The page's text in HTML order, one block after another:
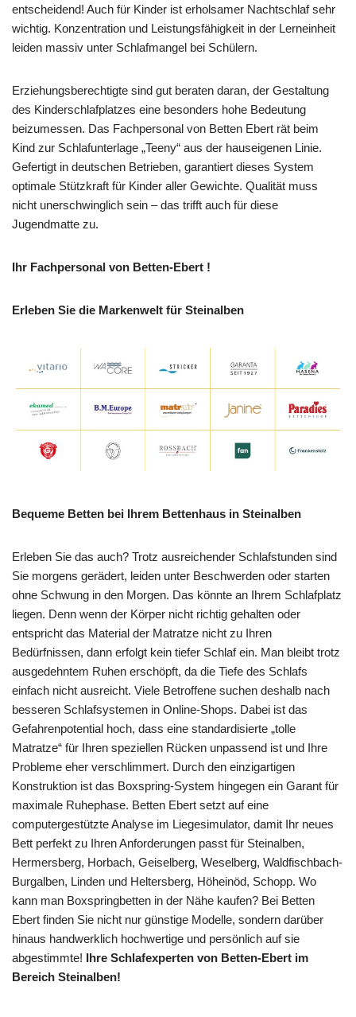
entscheidend! Auch für Kinder ist erholsamer Nachtschlaf sehr
wichtig. Konzentration und Leistungsfähigkeit in der Lerneinheit
leiden massiv unter Schlafmangel bei Schülern.
Erziehungsberechtigte sind gut beraten daran, der Gestaltung
des Kinderschlafplatzes eine besonders hohe Bedeutung
beizumessen. Das Fachpersonal von Betten Ebert rät beim
Kind zur Schlafunterlage „Teeny“ aus der hauseigenen Linie.
Gefertigt in deutschen Betrieben, garantiert dieses System
optimale Stützkraft für Kinder aller Gewichte. Qualität muss
nicht unerschwinglich sein – das trifft auch für diese
Jugendmatte zu.
Ihr Fachpersonal von Betten-Ebert !
Erleben Sie die Markenwelt für Steinalben
Bequeme Betten bei Ihrem Bettenhaus in Steinalben
Erleben Sie das auch? Trotz ausreichender Schlafstunden sind
Sie morgens gerädert, leiden unter Beschwerden oder starten
ohne Schwung in den Morgen. Das könnte an Ihrem Schlafplatz
liegen. Denn wenn der Körper nicht richtig gehalten oder
entspricht das Material der Matratze nicht zu Ihren
Bedürfnissen, dann erfolgt kein tiefer Schlaf ein. Man bleibt trotz
ausgedehntem Ruhen erschöpft, da die Tiefe des Schlafs
einfach nicht ausreicht. Viele Betroffene suchen deshalb nach
besseren Schlafsystemen in Online-Shops. Dabei ist das
Gefahrenpotential hoch, dass eine standardisierte „tolle
Matratze“ für Ihren speziellen Rücken unpassend ist und Ihre
Probleme eher verschlimmert. Durch den einzigartigen
Konstruktion ist das Boxspring-System hingegen ein Garant für
maximale Ruhephase. Betten Ebert setzt auf eine
computergestützte Analyse im Liegesimulator, damit Ihr neues
Bett perfekt zu Ihren Anforderungen passt für Steinalben,
Hermersberg, Horbach, Geiselberg, Weselberg, Waldfischbach-
Burgalben, Linden und Heltersberg, Höheinöd, Schopp. Wo
kann man Boxspringbetten in der Nähe kaufen? Bei Betten
Ebert finden Sie nicht nur günstige Modelle, sondern darüber
hinaus handwerklich hochwertige und persönlich auf sie
abgestimmte! Ihre Schlafexperten von Betten-Ebert im
Bereich Steinalben!